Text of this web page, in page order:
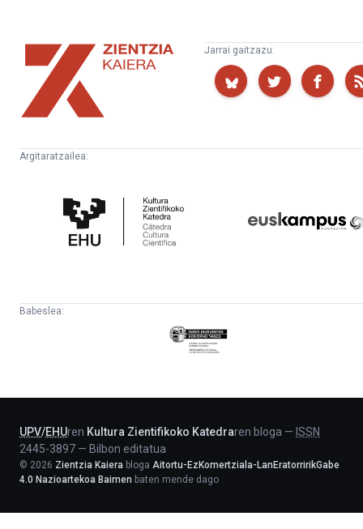
Zientzia
Kaiera
Jarrai gaitzazu:
Argitaratzailea:
Zientifikoko
Katedra
Babeslea:
Eusko
Jaurlaritza
UPV/EHUren Kultura Zientifikoko Katedraren bloga — ISSN
2445-3897 — Bilbon editatua
© 2026 Zientzia Kaiera bloga Aitortu-EzKomertziala-LanEratorririkGabe
4.0 Nazioartekoa Baimen baten mende dago